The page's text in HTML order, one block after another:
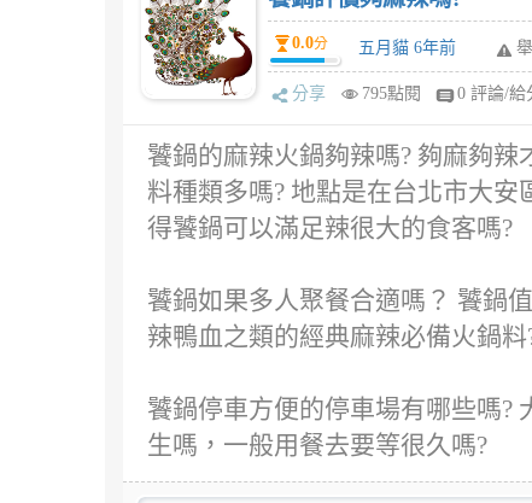
0.0分 五月貓 6年前
分享 795點閱 0 評論/給
饕鍋的麻辣火鍋夠辣嗎? 夠麻夠
料種類多嗎? 地點是在台北市大
得饕鍋可以滿足辣很大的食客嗎?
饕鍋如果多人聚餐合適嗎？ 饕鍋
辣鴨血之類的經典麻辣必備火鍋料
饕鍋停車方便的停車場有哪些嗎?
生嗎，一般用餐去要等很久嗎?